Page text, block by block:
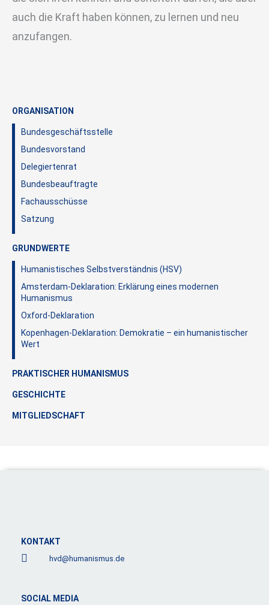
ORGANISATION
Bundesgeschäftsstelle
Bundesvorstand
Delegiertenrat
Bundesbeauftragte
Fachausschüsse
Satzung
GRUNDWERTE
Humanistisches Selbstverständnis (HSV)
Amsterdam-Deklaration: Erklärung eines modernen
Humanismus
Oxford-Deklaration
Kopenhagen-Deklaration: Demokratie – ein humanistischer
Wert
PRAKTISCHER HUMANISMUS
GESCHICHTE
MITGLIEDSCHAFT
auch die Kraft haben können, zu lernen und neu
anzufangen.
KONTAKT
hvd@humanismus.de
SOCIAL MEDIA